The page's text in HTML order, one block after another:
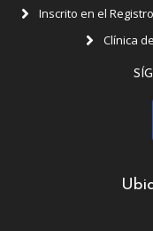
Inscrito en el Registro
Clínica